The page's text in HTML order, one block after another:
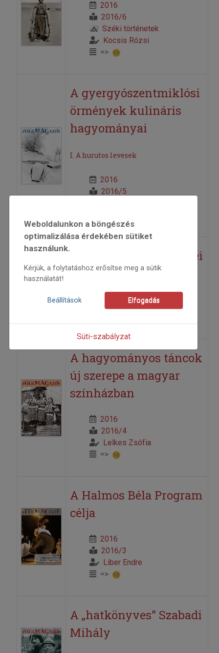
2016
2016/6
Széki történetek
Kocsis Rózsi
=>
A gyergyószentmiklósi
örmények kulináris
hagyományai
I. A hurutos levesek
2016
2016/5
A hagyomány modelljei
2016/5
Nagy Olga
A hagyományos táncok
új szerepe a magyar
színházban
2016
2016/4
Lelkes Zsófia
=>
A Halmos Béla Program
célja
2016
2016/3
Liber Endre
=>
A „hatkönyves” Szabadi
Mihály
Weboldalunkon a böngészés
optimalizálása érdekében sütiket
használunk.
Kérjük, a folytatáshoz erősítse meg a sütik
használatát!
Beállítások Elfogadás
Süti-szabályzat